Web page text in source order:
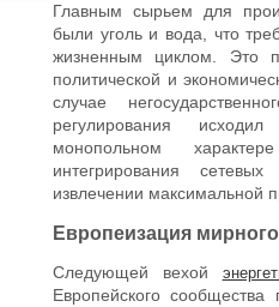
Главным сырьем для
были уголь и вода, что
жизненным циклом. Это
политической и
случае
регулирования
монопольном
интегрирования
извлечении максимальной
Европеизация
Следующей вехой
Европейского